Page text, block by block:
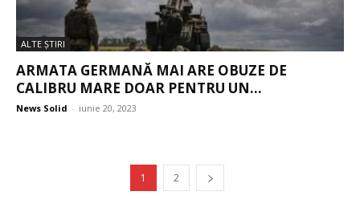
ALTE ŞTIRI
ARMATA GERMANĂ MAI ARE OBUZE DE
CALIBRU MARE DOAR PENTRU UN...
News Solid - iunie 20, 2023
1 2